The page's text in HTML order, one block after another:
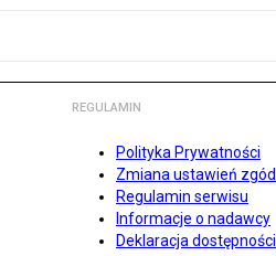
REGULAMIN
Polityka Prywatności
Zmiana ustawień zgód
Regulamin serwisu
Informacje o nadawcy
Deklaracja dostępności